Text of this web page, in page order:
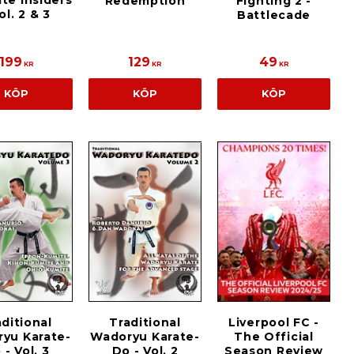
2 & 3
KR
KÖP
129 KR
KÖP
Battlecade
49 KR
KÖP
Karate-
Traditional
Wadoryu Karate-
Do - Vol. 2
Liverpool FC -
The Official
Season Review